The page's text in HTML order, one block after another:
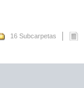
16 Subcarpetas